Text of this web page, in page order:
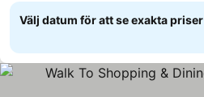
Välj datum för att se exakta priser